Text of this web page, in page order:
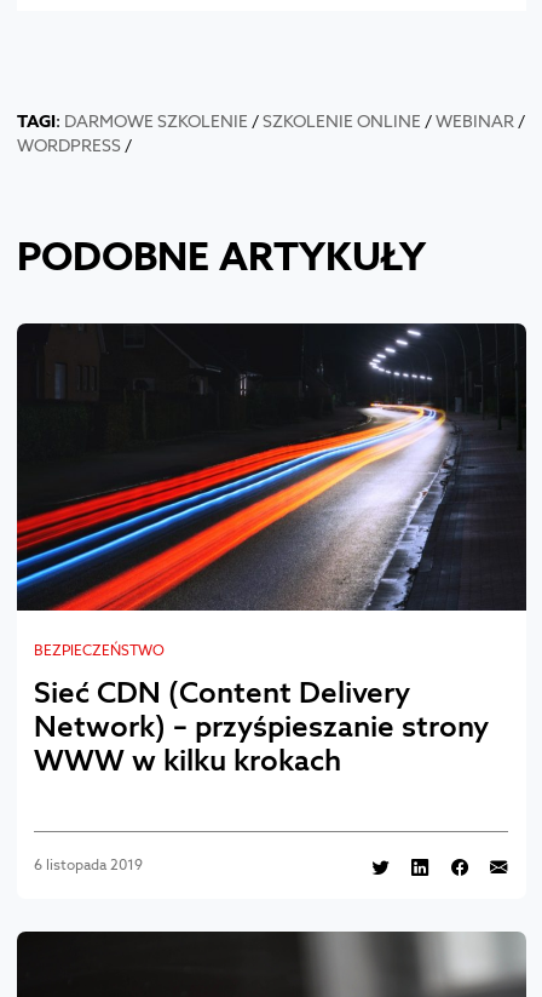
TAGI: DARMOWE SZKOLENIE /SZKOLENIE ONLINE /WEBINAR/
WORDPRESS/
PODOBNE ARTYKUŁY
BEZPIECZEŃSTWO
Sieć CDN (Content Delivery
Network) – przyśpieszanie strony
WWW w kilku krokach
6 listopada 2019